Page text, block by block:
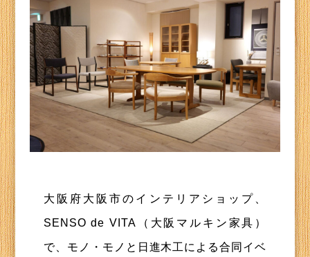
大阪府大阪市のインテリアショップ、
SENSO de VITA（大阪マルキン家具）
で、モノ・モノと日進木工による合同イベ